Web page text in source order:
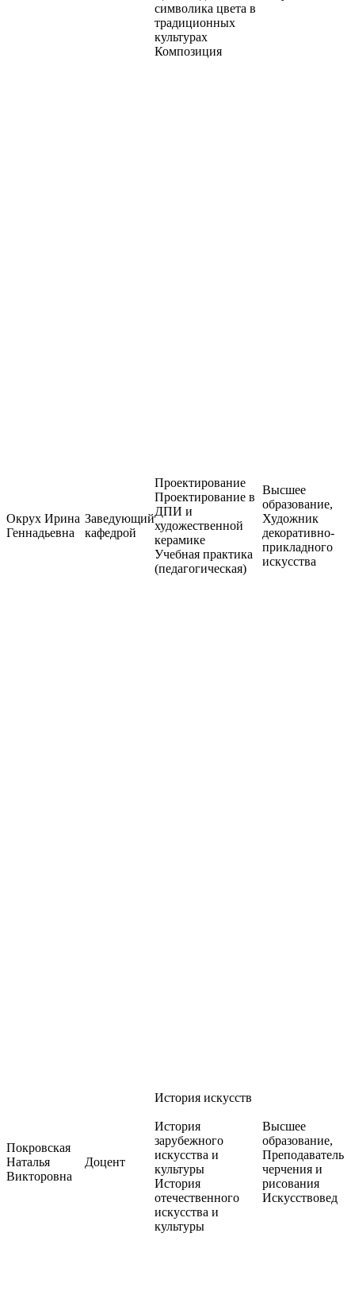
символика цвета в
традиционных
культурах
Композиция
Окрух Ирина
Геннадьевна
Заведующий
кафедрой
Проектирование
Проектирование в
ДПИ и
художественной
керамике
Учебная практика
(педагогическая)
Высшее
образование,
Художник
декоративно-
прикладного
искусства
Покровская
Наталья
Викторовна
Доцент
История искусств
История
зарубежного
искусства и
культуры
История
отечественного
искусства и
культуры
Высшее
образование,
Преподаватель
черчения и
рисования
Искусствовед